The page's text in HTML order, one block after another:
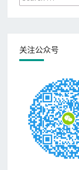
for:
关注公众号